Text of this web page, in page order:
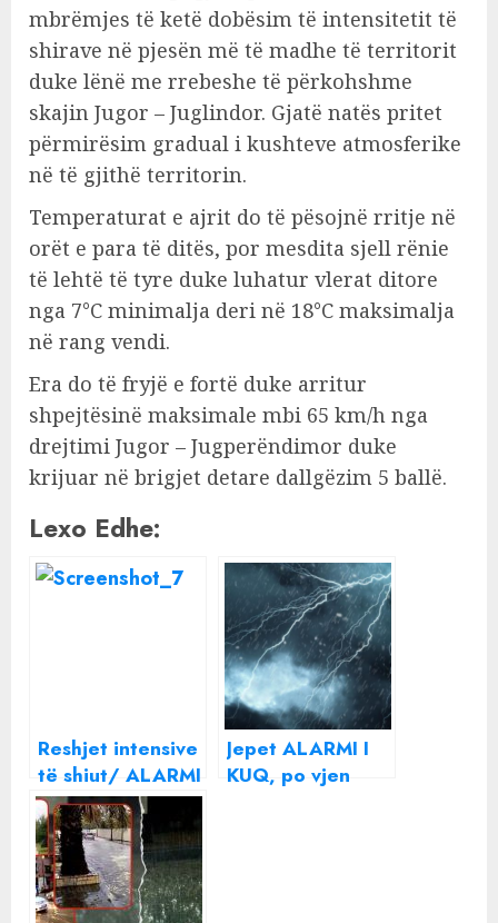
mbrëmjes të ketë dobësim të intensitetit të
shirave në pjesën më të madhe të territorit
duke lënë me rrebeshe të përkohshme
skajin Jugor – Juglindor. Gjatë natës pritet
përmirësim gradual i kushteve atmosferike
në të gjithë territorin.
Temperaturat e ajrit do të pësojnë rritje në
orët e para të ditës, por mesdita sjell rënie
të lehtë të tyre duke luhatur vlerat ditore
nga 7°C minimalja deri në 18°C maksimalja
në rang vendi.
Era do të fryjë e fortë duke arritur
shpejtësinë maksimale mbi 65 km/h nga
drejtimi Jugor – Jugperëndimor duke
krijuar në brigjet detare dallgëzim 5 ballë.
Lexo Edhe:
Reshjet intensive
të shiut/ ALARMI
nga Ministria e
Mbrojtjes:
Qarqet që
rrezikojnë
përmbytje
Jepet ALARMI I
KUQ, po vjen